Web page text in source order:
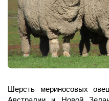
Шерсть мериносовых